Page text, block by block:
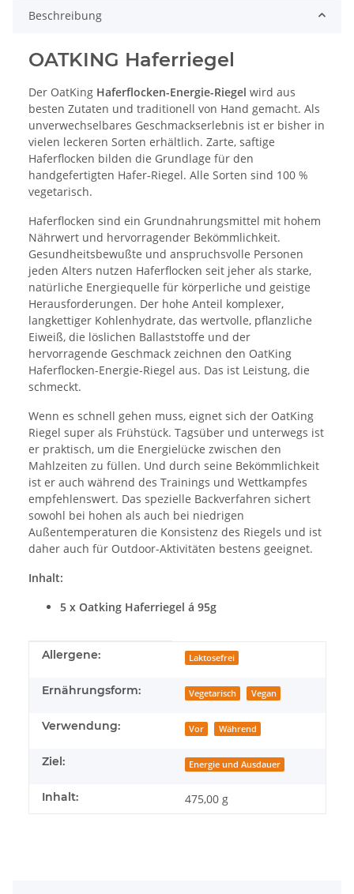
Beschreibung
OATKING Haferriegel
Der OatKing Haferflocken-Energie-Riegel wird aus
besten Zutaten und traditionell von Hand gemacht. Als
unverwechselbares Geschmackserlebnis ist er bisher in
vielen leckeren Sorten erhältlich. Zarte, saftige
Haferflocken bilden die Grundlage für den
handgefertigten Hafer-Riegel. Alle Sorten sind 100 %
vegetarisch.
Haferflocken sind ein Grundnahrungsmittel mit hohem
Nährwert und hervorragender Bekömmlichkeit.
Gesundheitsbewußte und anspruchsvolle Personen
jeden Alters nutzen Haferflocken seit jeher als starke,
natürliche Energiequelle für körperliche und geistige
Herausforderungen. Der hohe Anteil komplexer,
langkettiger Kohlenhydrate, das wertvolle, pflanzliche
Eiweiß, die löslichen Ballaststoffe und der
hervorragende Geschmack zeichnen den OatKing
Haferflocken-Energie-Riegel aus. Das ist Leistung, die
schmeckt.
Wenn es schnell gehen muss, eignet sich der OatKing
Riegel super als Frühstück. Tagsüber und unterwegs ist
er praktisch, um die Energielücke zwischen den
Mahlzeiten zu füllen. Und durch seine Bekömmlichkeit
ist er auch während des Trainings und Wettkampfes
empfehlenswert. Das spezielle Backverfahren sichert
sowohl bei hohen als auch bei niedrigen
Außentemperaturen die Konsistenz des Riegels und ist
daher auch für Outdoor-Aktivitäten bestens geeignet.
Inhalt:
5 x Oatking Haferriegel á 95g
Produkteigenschaft
Wert
Allergene: Laktosefrei
Ernährungsform: Vegetarisch Vegan
Verwendung: Vor Während
Ziel: Energie und Ausdauer
Inhalt: 475,00 g